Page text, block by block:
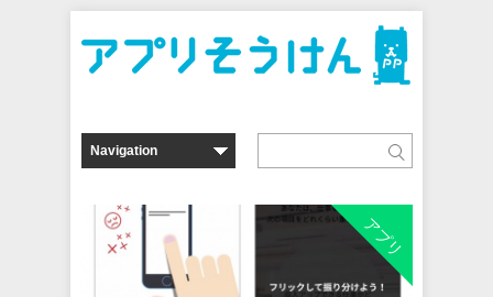
アプリ